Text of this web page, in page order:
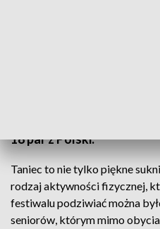
18 par z Polski.
Taniec to nie tylko piękne
rodzaj aktywności fizycznej,
festiwalu podziwiać można
seniorów, którym mimo